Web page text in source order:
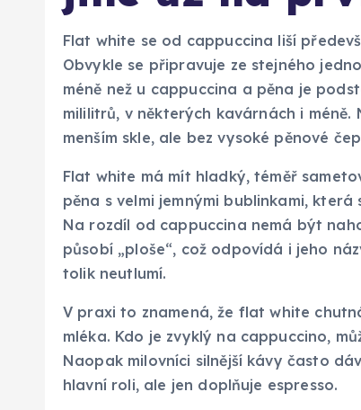
Flat white se od cappuccina liší
Obvykle se připravuje ze stejného
méně než u cappuccina a pěna je
mililitrů, v některých kavárnách i
menším skle, ale bez vysoké pěnové
Flat white má mít hladký, téměř
pěna s velmi jemnými bublinkami,
Na rozdíl od cappuccina nemá být
působí „ploše“, což odpovídá i jeho
tolik neutlumí.
V praxi to znamená, že flat white
mléka. Kdo je zvyklý na cappuccino,
Naopak milovníci silnější kávy často
hlavní roli, ale jen doplňuje espresso.